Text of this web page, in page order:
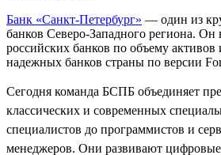
Банк «Санкт-Петербург» — один из
банков Северо-Западного региона. Он
российских банков по объему
надежных банков страны по версии
Сегодня команда БСПБ объединяет
классических и современных
специалистов до программистов и
менеджеров. Они развивают